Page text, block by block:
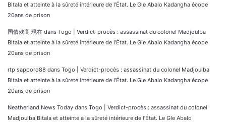
Bitala et atteinte à la sûreté intérieure de l’État. Le Gle Abalo Kadangha écope
20ans de prison
国債残高 現在 dans Togo | Verdict-procès : assassinat du colonel Madjoulba
Bitala et atteinte à la sûreté intérieure de l’État. Le Gle Abalo Kadangha écope
20ans de prison
rtp sapporo88 dans Togo | Verdict-procès : assassinat du colonel Madjoulba
Bitala et atteinte à la sûreté intérieure de l’État. Le Gle Abalo Kadangha écope
20ans de prison
Neatherland News Today dans Togo | Verdict-procès : assassinat du colonel
Madjoulba Bitala et atteinte à la sûreté intérieure de l’État. Le Gle Abalo